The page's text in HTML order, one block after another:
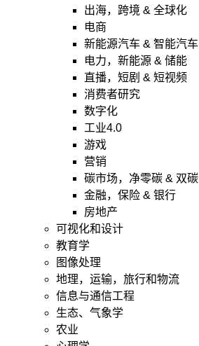
出海，跨境 & 全球化
电商
新能源汽车 & 智能汽车
电力，新能源 & 储能
直播，短剧 & 短视频
消费者研究
数字化
工业4.0
游戏
营销
碳市场，净零碳 & 双碳
金融，保险 & 银行
房地产
可视化和设计
教育学
图像处理
地理，运输，旅行和物流
信息与通信工程
生态、气象学
农业